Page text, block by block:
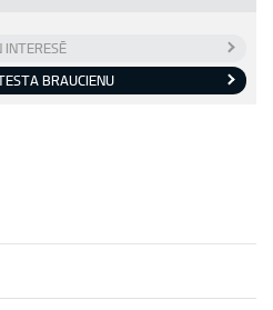
INTERESĒ
BRAUCIENU